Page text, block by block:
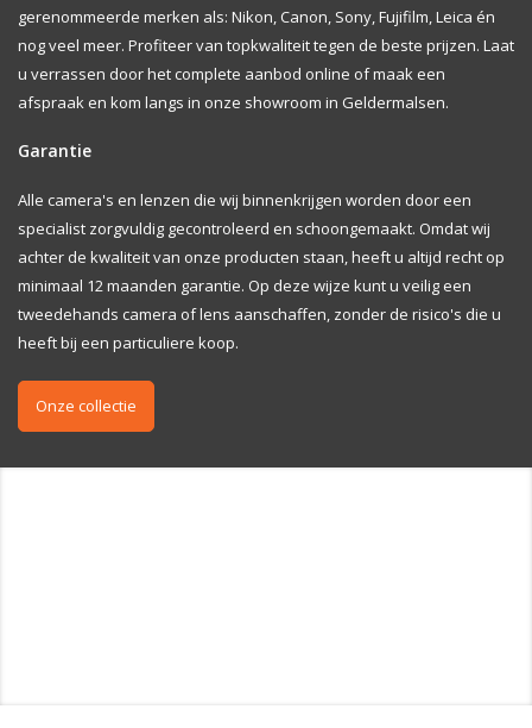
gerenommeerde merken als: Nikon, Canon, Sony, Fujifilm, Leica én
nog veel meer. Profiteer van topkwaliteit tegen de beste prijzen. Laat
u verrassen door het complete aanbod online of maak een
afspraak en kom langs in onze showroom in Geldermalsen.
Garantie
Alle camera's en lenzen die wij binnenkrijgen worden door een
specialist zorgvuldig gecontroleerd en schoongemaakt. Omdat wij
achter de kwaliteit van onze producten staan, heeft u altijd recht op
minimaal 12 maanden garantie. Op deze wijze kunt u veilig een
tweedehands camera of lens aanschaffen, zonder de risico's die u
heeft bij een particuliere koop.
Onze collectie